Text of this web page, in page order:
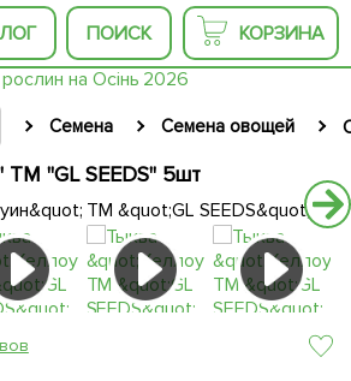
ПОИСК КОРЗИНА
Семена Семена овощей
"GL SEEDS" 5шт